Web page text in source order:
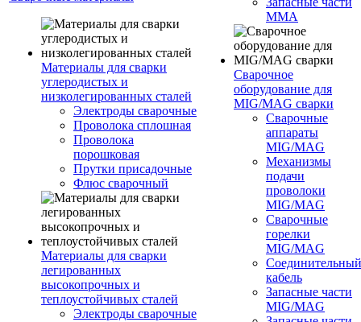
Материалы для сварки
углеродистых и
низколегированных сталей
Электроды сварочные
Проволока сплошная
Проволока
порошковая
Прутки присадочные
Флюс сварочный
Материалы для сварки
легированных
высокопрочных и
теплоустойчивых сталей
Электроды сварочные
MMA
Сварочное
оборудование для
MIG/MAG сварки
Сварочные
аппараты
MIG/MAG
Механизмы
подачи
проволоки
MIG/MAG
Сварочные
горелки
MIG/MAG
Соединительный
кабель
Запасные части
MIG/MAG